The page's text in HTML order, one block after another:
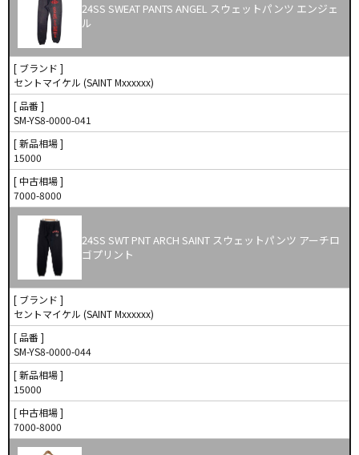
24SS SWEAT PANTS ANGEL スウェットパンツ エンジェ
ル
[ ブランド ]
セントマイケル (SAINT Mxxxxxx)
[ 品番 ]
SM-YS8-0000-041
[ 新品相場 ]
15000
[ 中古相場 ]
7000-8000
24SS SWT PNT ARCH SAINT スウェットパンツ アーチロ
ゴプリント
[ ブランド ]
セントマイケル (SAINT Mxxxxxx)
[ 品番 ]
SM-YS8-0000-044
[ 新品相場 ]
15000
[ 中古相場 ]
7000-8000